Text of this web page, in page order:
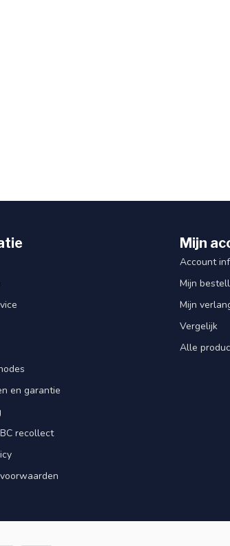
en garantie
recollect
Mijn
Account
Mijn
Mijn
Vergelijk
Alle